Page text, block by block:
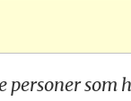
som